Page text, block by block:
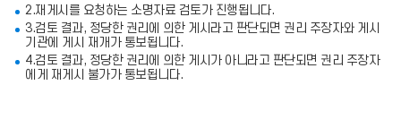
2.재게시를 요청하는 소명자료 검토가 진행됩니다.
3.검토 결과, 정당한 권리에 의한 게시라고 판단되면 권리 주장자와 게시
기관에 게시 재개가 통보됩니다.
4.검토 결과, 정당한 권리에 의한 게시가 아니라고 판단되면 권리 주장자
에게 재게시 불가가 통보됩니다.